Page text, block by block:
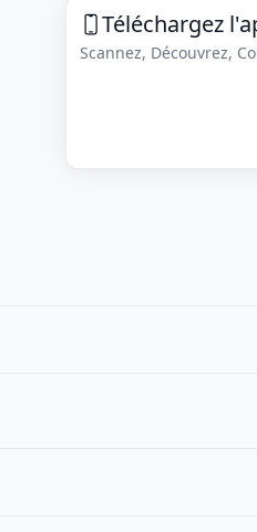
Téléchargez
Scannez, Découvrez,